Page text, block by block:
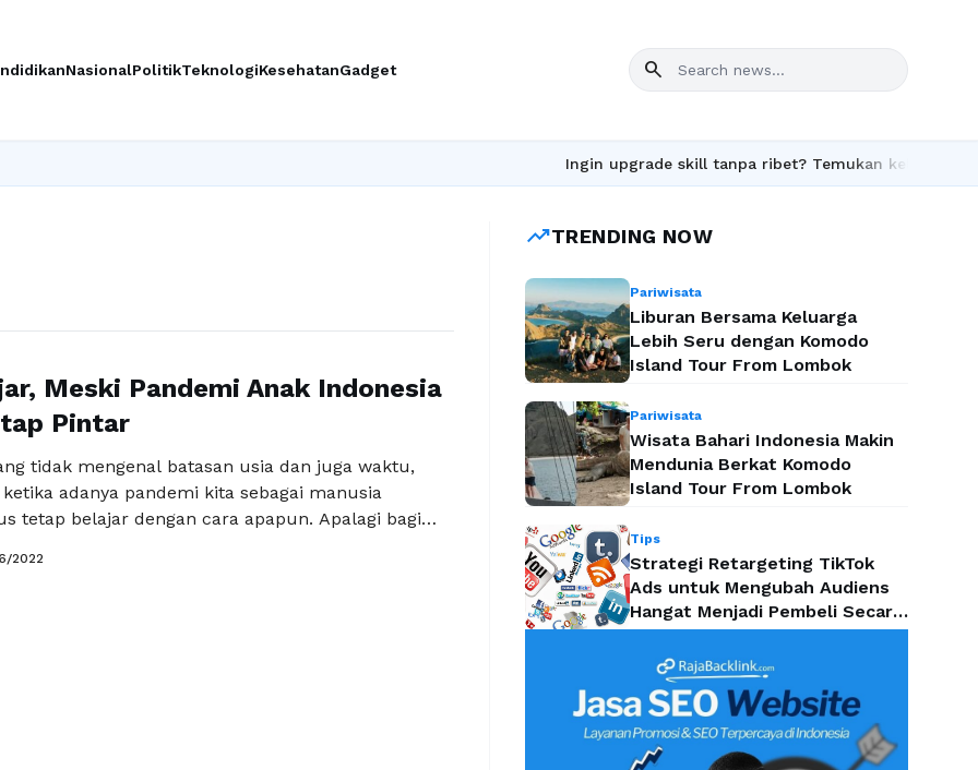
NasionalPolitikTeknologiKesehatanGadget search
Ingin upgrade skill tanpa ribet? Temukan kelas seru dan
Meski Pandemi Anak Indonesia
Pintar
tidak mengenal batasan usia dan juga waktu,
adanya pandemi kita sebagai manusia
tetap belajar dengan cara apapun. Apalagi bagi
adalah kata wajib bagi mereka. Mereka yang
2022
trending_upTRENDING NOW
Pariwisata
Liburan Bersama Keluarga
Lebih Seru dengan Komodo
Island Tour From Lombok
Pariwisata
Wisata Bahari Indonesia Makin
Mendunia Berkat Komodo
Island Tour From Lombok
Tips
Strategi Retargeting TikTok
Ads untuk Mengubah Audiens
Hangat Menjadi Pembeli Secara
Efektif